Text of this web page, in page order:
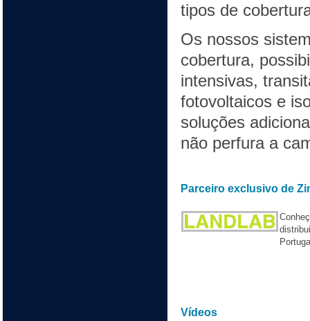
tipos de
Os nossos
cobertura,
intensivas,
fotovoltaicos e
soluções
não perfura a
Parceiro exclusivo de
Vídeos